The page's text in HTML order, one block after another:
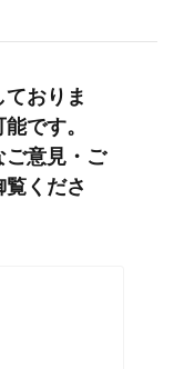
おりま
です。
意見・ご
くださ